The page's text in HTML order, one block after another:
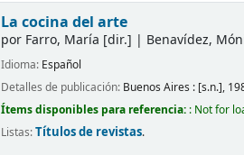
La cocina del arte
por Farro, María [dir.] | Benavídez,
Idioma: Español
Detalles de publicación: Buenos Aires : [s.n.],
Ítems disponibles para referencia: : Not for
Listas:Títulos de revistas.